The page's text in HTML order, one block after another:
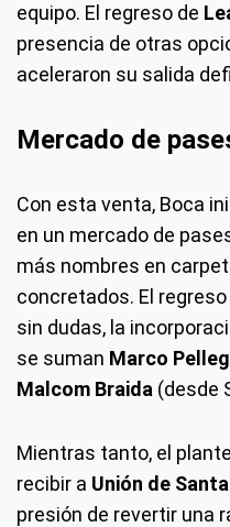
equipo. El regreso de
presencia de otras
aceleraron su salida
Mercado de
Con esta venta, Boca
en un mercado de
más nombres en
concretados. El regreso
sin dudas, la
se suman Marco
Malcom Braida (desde
Mientras tanto, el
recibir a Unión de
presión de revertir una